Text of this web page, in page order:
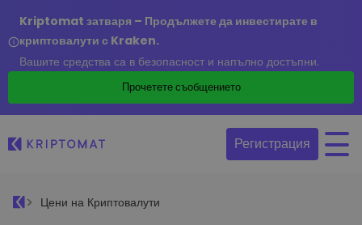
Kriptomat затваря – Продължете да инвестирате в
криптовалути с Kraken.
Вашите средства са в безопасност и напълно достъпни.
Прочетете съобщението
Регистрация
Цени на Криптовалути